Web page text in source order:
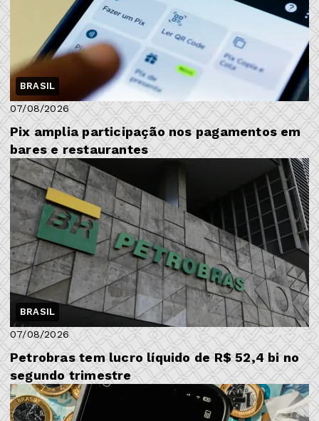
BRASIL
07/08/2026
Pix amplia participação nos pagamentos em
bares e restaurantes
BRASIL
07/08/2026
Petrobras tem lucro líquido de R$ 52,4 bi no
segundo trimestre